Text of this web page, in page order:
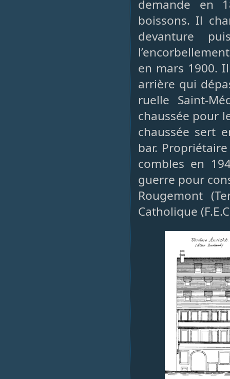
demande en
boissons. Il
devanture
en mars 1900.
arrière qui
ruelle Saint-
chaussée pour
chaussée sert
bar.
combles en
guerre pour
Rougemont
Catholique